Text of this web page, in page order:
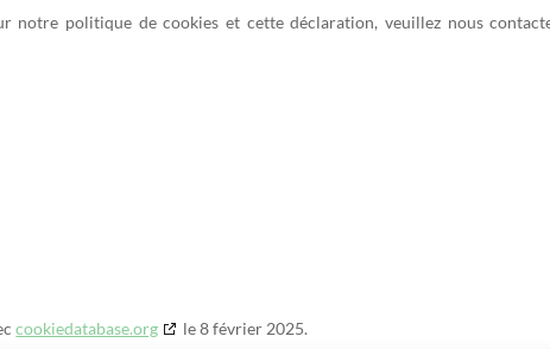
notre politique de cookies et cette déclaration, veuillez nous
cookiedatabase.org le 8 février 2025.